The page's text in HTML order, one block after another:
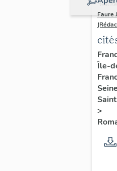
Réalisé
Faure
Île-
>